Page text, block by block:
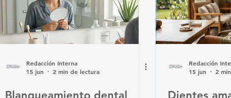
Redacción Interna
15 jun
2 min de lectura
Blanqueamiento dental
Redacción
15 jun
2
Dientes